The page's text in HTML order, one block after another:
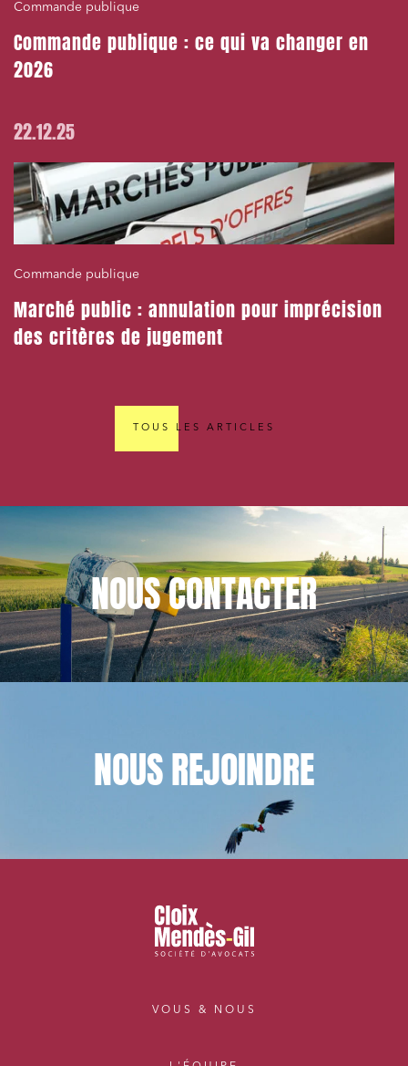
Commande publique
Commande publique : ce qui va changer en
2026
22.12.25
Commande publique
Marché public : annulation pour imprécision
des critères de jugement
TOUS LES ARTICLES
NOUSCONTACTER
NOUSREJOINDRE
VOUS & NOUS